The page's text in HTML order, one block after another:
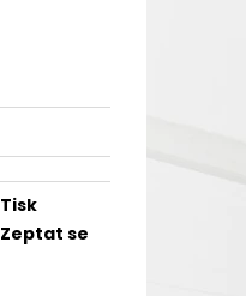
Tisk
Zeptat se